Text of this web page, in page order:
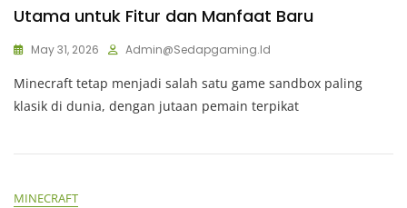
Utama untuk Fitur dan Manfaat Baru
May 31, 2026 Admin@sedapgaming.id
Minecraft tetap menjadi salah satu game sandbox paling
klasik di dunia, dengan jutaan pemain terpikat
MINECRAFT